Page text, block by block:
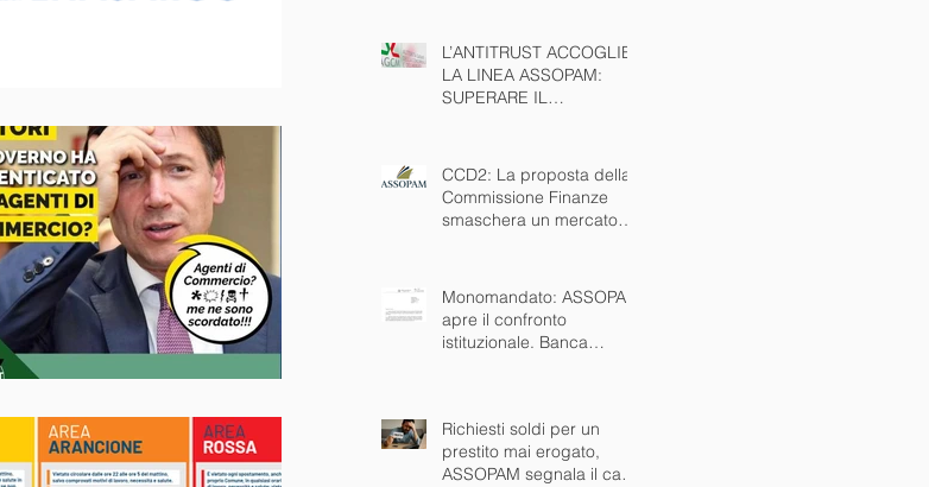
L’ANTITRUST ACCOGLIE
LA LINEA ASSOPAM:
SUPERARE IL
NAZIONALE
CCD2: La proposta della
Commissione Finanze
smaschera un mercato
monomandato
Monomandato: ASSOPAM
apre il confronto
istituzionale. Banca
Richiesti soldi per un
prestito mai erogato,
ASSOPAM segnala il caso